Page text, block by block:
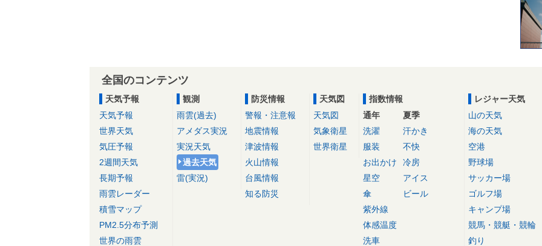
全国のコンテンツ
天気予報
天気予報
世界天気
気圧予報
2週間天気
長期予報
雨雲レーダー
積雪マップ
PM2.5分布予測
世界の雨雲
観測
雨雲(過去)
アメダス実況
実況天気
過去天気
雷(実況)
防災情報
警報・注意報
地震情報
津波情報
火山情報
台風情報
知る防災
天気図
天気図
気象衛星
世界衛星
指数情報
通年
洗濯
服装
お出かけ
星空
傘
紫外線
体感温度
洗車
夏季
汗かき
不快
冷房
アイス
ビール
レジャー天気
山の天気
海の天気
空港
野球場
サッカー場
ゴルフ場
キャンプ場
競馬・競艇・競輪
釣り